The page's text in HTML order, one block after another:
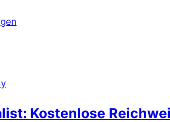
Kostenlose